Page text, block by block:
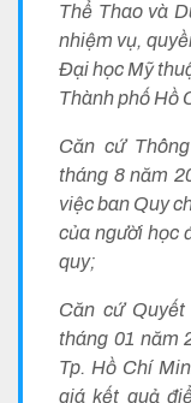
Thể Thao và
nhiệm vụ,
Đại học Mỹ
Thành phố Hồ
Căn cứ
tháng 8 năm
việc ban Quy
của người học
quy;
Căn cứ
tháng 01 năm
Tp. Hồ Chí
giákết quả